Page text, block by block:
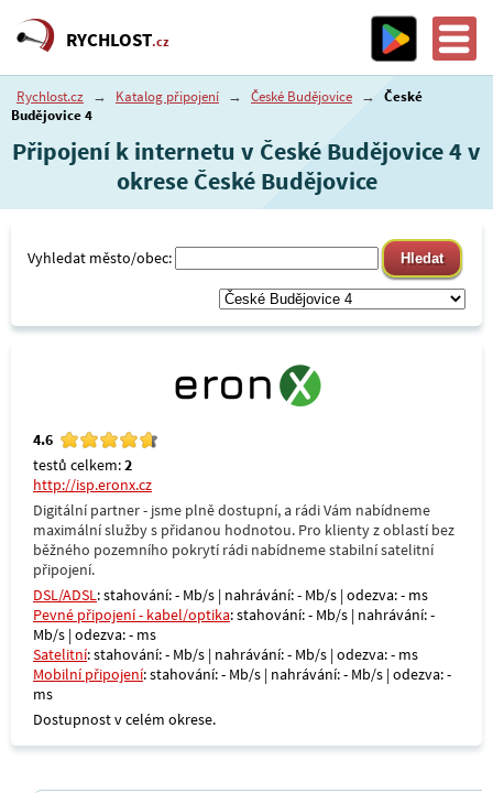
RYCHLOST.cz
Rychlost.cz → Katalog připojení → České Budějovice → České
Budějovice 4
Připojení k internetu v České Budějovice 4 v
okrese České Budějovice
Vyhledat město/obec:
4.6
testů celkem:2
http://isp.eronx.cz
Digitální partner - jsme plně dostupní, a rádi Vám nabídneme
maximální služby s přidanou hodnotou. Pro klienty z oblastí bez
běžného pozemního pokrytí rádi nabídneme stabilní satelitní
připojení.
DSL/ADSL: stahování: - Mb/s | nahrávání: - Mb/s | odezva: - ms
Pevné připojení - kabel/optika: stahování: - Mb/s | nahrávání: -
Mb/s | odezva: - ms
Satelitní: stahování: - Mb/s | nahrávání: - Mb/s | odezva: - ms
Mobilní připojení: stahování: - Mb/s | nahrávání: - Mb/s | odezva: -
ms
Dostupnost v celém okrese.